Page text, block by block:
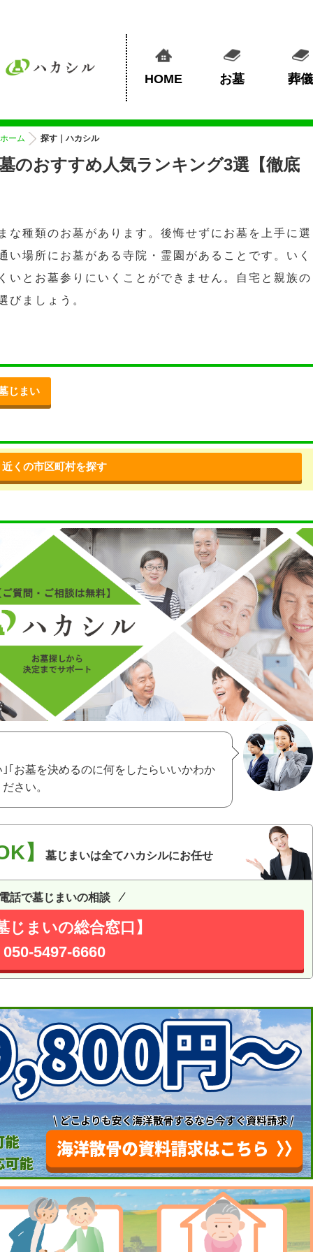
HOME お墓 葬儀
ホーム 探す｜ハカシル
のおすすめ人気ランキング3選【徹底
な種類のお墓があります。後悔せずにお墓を上手に選
い場所にお墓がある寺院・霊園があることです。いく
いとお墓参りにいくことができません。自宅と親族の
びましょう。
じまい
近くの市区町村を探す
｢お墓を決めるのに何をしたらいいかわか
さい。
】 墓じまいは全てハカシルにお任せ
話で墓じまいの相談
じまいの総合窓口】
050-5497-6660